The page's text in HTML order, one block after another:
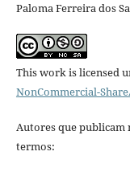
Paloma Ferreira dos
This work is licensed
NonCommercial-
Autores que publicam
termos: